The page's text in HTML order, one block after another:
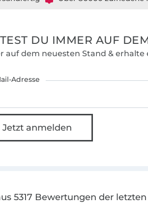
DU IMMER AUF
auf dem neuesten Stand & erhalte
Adresse
Jetzt anmelden
5317 Bewertungen der letzten